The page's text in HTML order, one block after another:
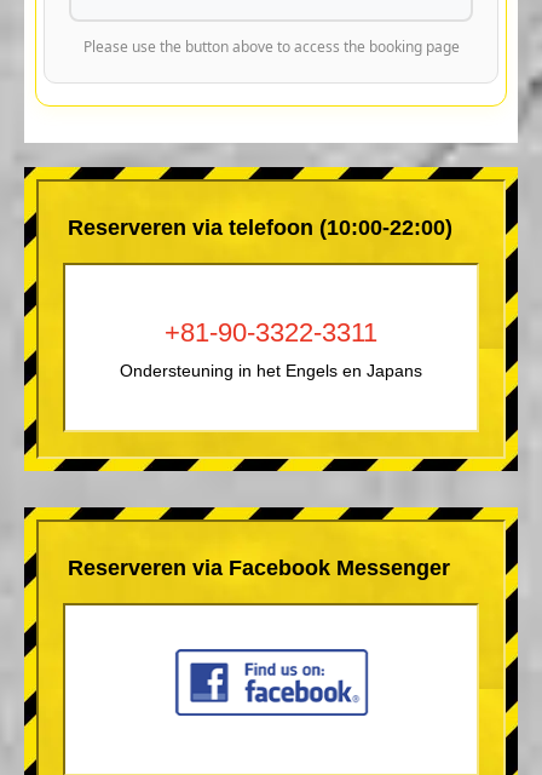
Please use the button above to access the booking page
Reserveren via telefoon (10:00-22:00)
+81-90-3322-3311
Ondersteuning in het Engels en Japans
Reserveren via Facebook Messenger